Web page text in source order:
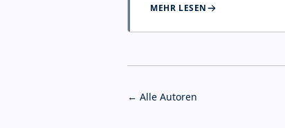
MEHR LESEN
← Alle Autoren